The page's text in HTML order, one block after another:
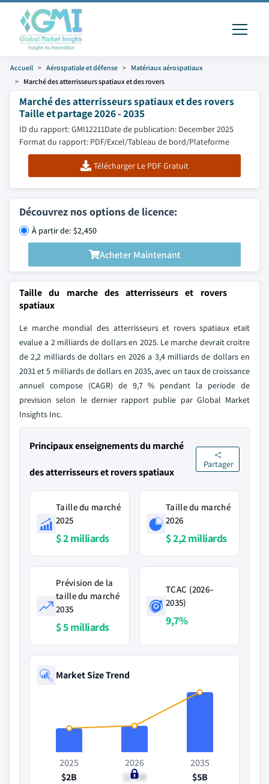
Accueil Aérospatiale et défense
Matériaux aérospatiaux
Marché des atterrisseurs spatiaux et des rovers
Marché des atterrisseurs spatiaux et des rovers
Taille et partage 2026 - 2035
ID du rapport: GMI12211Date de publication: December 2025
Format du rapport: PDF/Excel/Tableau de bord/Plateforme
Télécharger Le PDF Gratuit
Découvrez nos options de licence:
À partir de: $2,450
Acheter Maintenant
Taille du marche des atterrisseurs et rovers
spatiaux
Le marche mondial des atterrisseurs et rovers spatiaux etait
evalue a 2 milliards de dollars en 2025. Le marche devrait croitre
de 2,2 milliards de dollars en 2026 a 3,4 milliards de dollars en
2031 et 5 milliards de dollars en 2035, avec un taux de croissance
annuel compose (CAGR) de 9,7 % pendant la periode de
prevision selon le dernier rapport publie par Global Market
Insights Inc.
Principaux enseignements du marché
des atterrisseurs et rovers spatiaux
Partager
Taille du marché
2025
$ 2 milliards
Taille du marché
2026
$ 2,2 milliards
Prévision de la
taille du marché
2035
$ 5 milliards
TCAC (2026–
2035)
9,7%
Market Size Trend
2025
$2B
2026
$2.2B
2035
$5B